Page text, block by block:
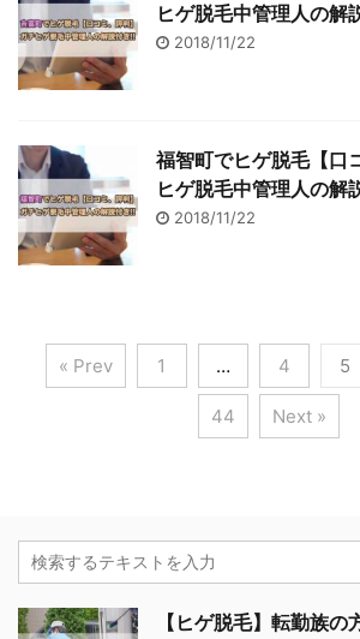
ヒゲ脱毛中管理人の解
2018/11/22
福智町でヒゲ脱毛【口
ヒゲ脱毛中管理人の解
2018/11/22
« Prev 1 … 4 5
44 Next »
【ヒゲ脱毛】転勤族